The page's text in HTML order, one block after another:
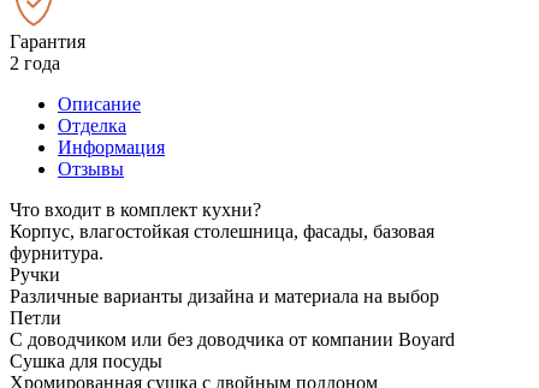
Гарантия
2 года
Описание
Отделка
Информация
Отзывы
Что входит в комплект кухни?
Корпус, влагостойкая столешница, фасады, базовая
фурнитура.
Ручки
Различные варианты дизайна и материала на выбор
Петли
С доводчиком или без доводчика от компании Boyard
Сушка для посуды
Хромированная сушка с двойным поддоном